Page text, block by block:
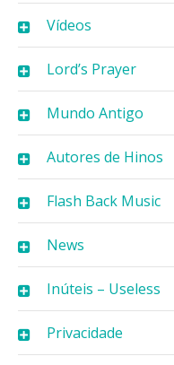
Vídeos
Lord’s Prayer
Mundo Antigo
Autores de Hinos
Flash Back Music
News
Inúteis – Useless
Privacidade